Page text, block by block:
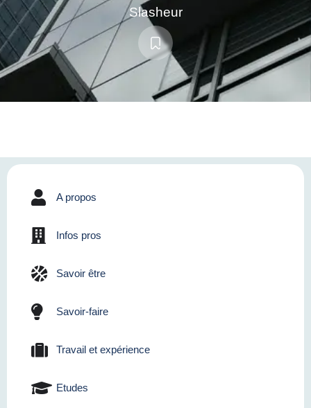
Slasheur
A propos
Infos pros
Savoir être
Savoir-faire
Travail et expérience
Etudes